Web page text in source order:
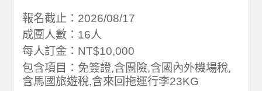
報名截止：2026/08/17
成團人數：16人
每人訂金：NT$10,000
包含項目：免簽證,含團險,含國內外機場稅,
含馬國旅遊稅,含來回拖運行李23KG